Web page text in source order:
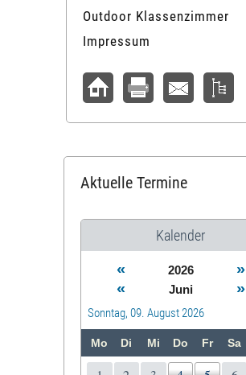
Outdoor Klassenzimmer
Impressum
Aktuelle Termine
Kalender
« 2026
»
«
Juni »
Sonntag, 09. August 2026
Mo Di Mi Do Fr Sa